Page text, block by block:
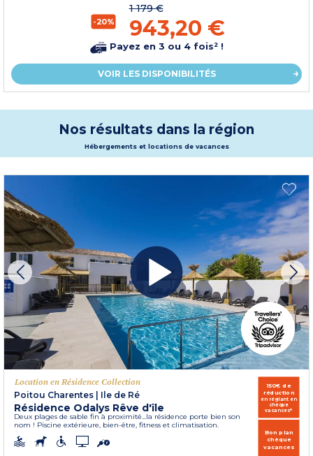
-20%
1 179 €
943,20 €
Payez en 3 ou 4 fois² !
VOIR LES DISPONIBILITÉS
Nos résultats dans la région
Hébergements et locations de vacances
Location en Résidence Collection
Poitou Charentes
Ile de Ré
Résidence Odalys Rêve d'île
Deux plages de sable fin à proximité...la résidence porte bien son
nom ! Piscine extérieure, bien-être, fitness et climatisation.
150€ de
réduction
en réglant en
chèque
vacances*
Bon plan
chèque
vacances